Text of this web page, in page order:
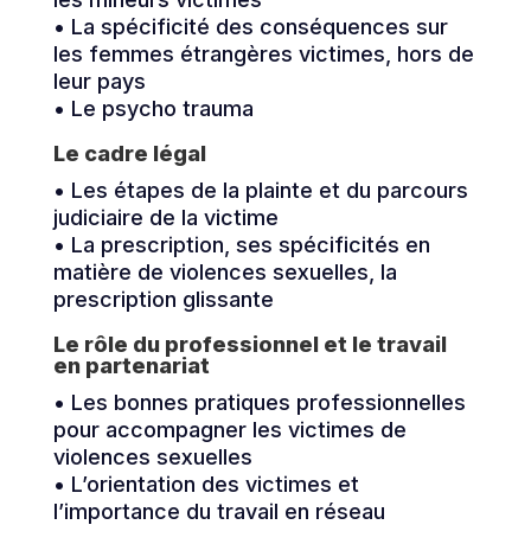
• La spécificité des conséquences sur
les femmes étrangères victimes, hors de
leur pays
• Le psycho trauma
Le cadre légal
• Les étapes de la plainte et du parcours
judiciaire de la victime
• La prescription, ses spécificités en
matière de violences sexuelles, la
prescription glissante
Le rôle du professionnel et le travail
en partenariat
• Les bonnes pratiques professionnelles
pour accompagner les victimes de
violences sexuelles
• L’orientation des victimes et
l’importance du travail en réseau